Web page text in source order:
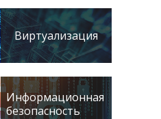
Виртуализация
Информационная
безопасность